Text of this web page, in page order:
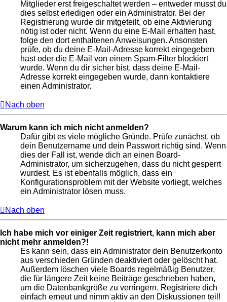
Mitglieder erst freigeschaltet werden – entweder musst du
dies selbst erledigen oder ein Administrator. Bei der
Registrierung wurde dir mitgeteilt, ob eine Aktivierung
nötig ist oder nicht. Wenn du eine E-Mail erhalten hast,
folge den dort enthaltenen Anweisungen. Ansonsten
prüfe, ob du deine E-Mail-Adresse korrekt eingegeben
hast oder die E-Mail von einem Spam-Filter blockiert
wurde. Wenn du dir sicher bist, dass deine E-Mail-
Adresse korrekt eingegeben wurde, dann kontaktiere
einen Administrator.
Nach oben
Warum kann ich mich nicht anmelden?
Dafür gibt es viele mögliche Gründe. Prüfe zunächst, ob
dein Benutzername und dein Passwort richtig sind. Wenn
dies der Fall ist, wende dich an einen Board-
Administrator, um sicherzugehen, dass du nicht gesperrt
wurdest. Es ist ebenfalls möglich, dass ein
Konfigurationsproblem mit der Website vorliegt, welches
ein Administrator lösen muss.
Nach oben
Ich habe mich vor einiger Zeit registriert, kann mich aber
nicht mehr anmelden?!
Es kann sein, dass ein Administrator dein Benutzerkonto
aus verschieden Gründen deaktiviert oder gelöscht hat.
Außerdem löschen viele Boards regelmäßig Benutzer,
die für längere Zeit keine Beiträge geschrieben haben,
um die Datenbankgröße zu verringern. Registriere dich
einfach erneut und nimm aktiv an den Diskussionen teil!